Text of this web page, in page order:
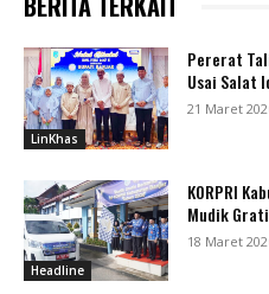
LinKhas
Pererat
Usai Salat
21 Maret
Headline
KORPRI
Mudik
18 Maret